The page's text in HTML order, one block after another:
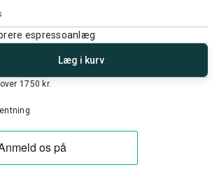
espressoanlæg
Læg i kurv
1750 kr.